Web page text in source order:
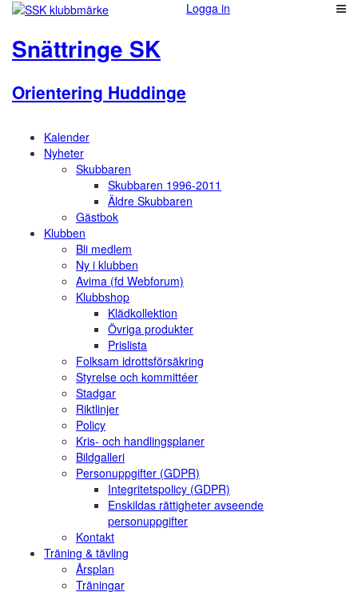
Logga in
Snättringe SK
Orientering Huddinge
Kalender
Nyheter
Skubbaren
Skubbaren 1996-2011
Äldre Skubbaren
Gästbok
Klubben
Bli medlem
Ny i klubben
Avima (fd Webforum)
Klubbshop
Klädkollektion
Övriga produkter
Prislista
Folksam idrottsförsäkring
Styrelse och kommittéer
Stadgar
Riktlinjer
Policy
Kris- och handlingsplaner
Bildgalleri
Personuppgifter (GDPR)
Integritetspolicy (GDPR)
Enskildas rättigheter avseende
personuppgifter
Kontakt
Träning & tävling
Årsplan
Träningar